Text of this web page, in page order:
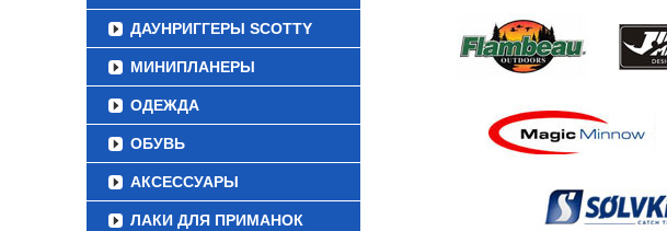
ДАУНРИГГЕРЫ SCOTTY
МИНИПЛАНЕРЫ
ОДЕЖДА
ОБУВЬ
АКСЕССУАРЫ
ЛАКИ ДЛЯ ПРИМАНОК